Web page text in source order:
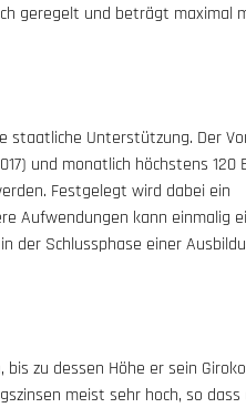
geregelt und beträgt maximal
staatliche Unterstützung. Der
und monatlich höchstens 120
Festgelegt wird dabei ein
Aufwendungen kann einmalig
der Schlussphase einer
zu dessen Höhe er sein
meist sehr hoch, so dass